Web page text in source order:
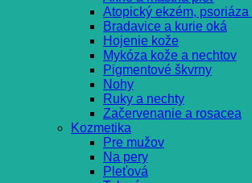
Atopický ekzém, psoriáza
Bradavice a kurie oká
Hojenie kože
Mykóza kože a nechtov
Pigmentové škvrny
Nohy
Ruky a nechty
Začervenanie a rosacea
Kozmetika
Pre mužov
Na pery
Pleťová